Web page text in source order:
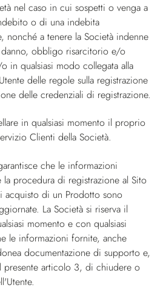
nel caso in cui sospetti o venga a
o di una indebita
nonché a tenere la Società indenne
danno, obbligo risarcitorio e/o
in qualsiasi modo collegata alla
delle regole sulla registrazione
delle credenziali di registrazione.
in qualsiasi momento il proprio
Clienti della Società.
che le informazioni
procedura di registrazione al Sito
acquisto di un Prodotto sono
La Società si riserva il
momento e con qualsiasi
le informazioni fornite, anche
documentazione di supporto e,
presente articolo 3, di chiudere o